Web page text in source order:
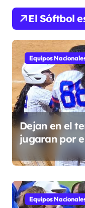
El Sóftbol
Equipos
Dejan en el
jugaran por
Equipos